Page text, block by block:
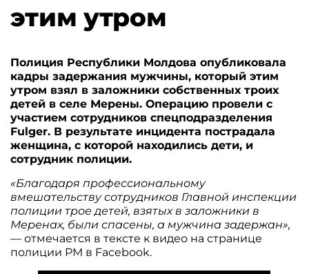
этим утром
Полиция Республики Молдова опубликовала
кадры задержания мужчины, который этим
утром взял в заложники собственных троих
детей в селе Мерены. Операцию провели с
участием сотрудников спецподразделения
Fulger. В результате инцидента пострадала
женщина, с которой находились дети, и
сотрудник полиции.
«Благодаря профессиональному
вмешательству сотрудников Главной инспекции
полиции трое детей, взятых в заложники в
Меренах, были спасены, а мужчина задержан»,
— отмечается в тексте к видео на странице
полиции РМ в Facebook.